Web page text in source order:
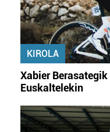
KIROLA
Xabier
Euskaltelekin